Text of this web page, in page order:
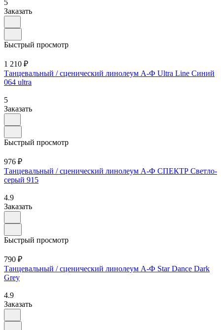
5
Заказать
Быстрый просмотр
1 210 ₽
Танцевальный / сценический линолеум А-Ф Ultra Line Синий
064 ultra
5
Заказать
Быстрый просмотр
976 ₽
Танцевальный / сценический линолеум А-Ф СПЕКТР Светло-
серый 915
4.9
Заказать
Быстрый просмотр
790 ₽
Танцевальный / сценический линолеум А-Ф Star Dance Dark
Grey
4.9
Заказать